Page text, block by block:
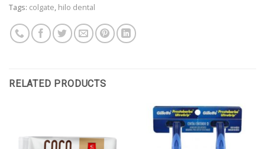
Tags: colgate, hilo dental
RELATED PRODUCTS